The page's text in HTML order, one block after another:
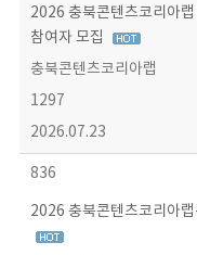
2026 충북콘텐츠코리아
참여자 모집
충북콘텐츠코리아랩
1297
2026.07.23
836
2026 충북콘텐츠코리아